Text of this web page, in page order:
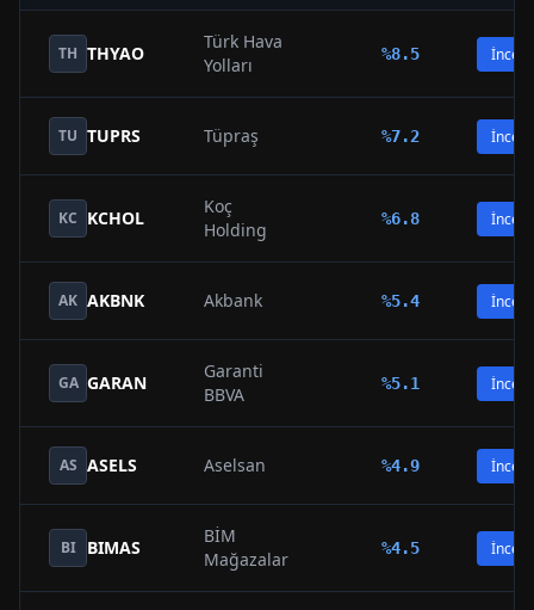
TH THYAO
Türk Hava
Yolları
%8.5 İncele
TU TUPRS Tüpraş %7.2 İncele
KC KCHOL
Koç
Holding
%6.8 İncele
AK AKBNK Akbank %5.4 İncele
GA GARAN
Garanti
BBVA
%5.1 İncele
AS ASELS Aselsan %4.9 İncele
BI BIMAS
BİM
Mağazalar
%4.5 İncele